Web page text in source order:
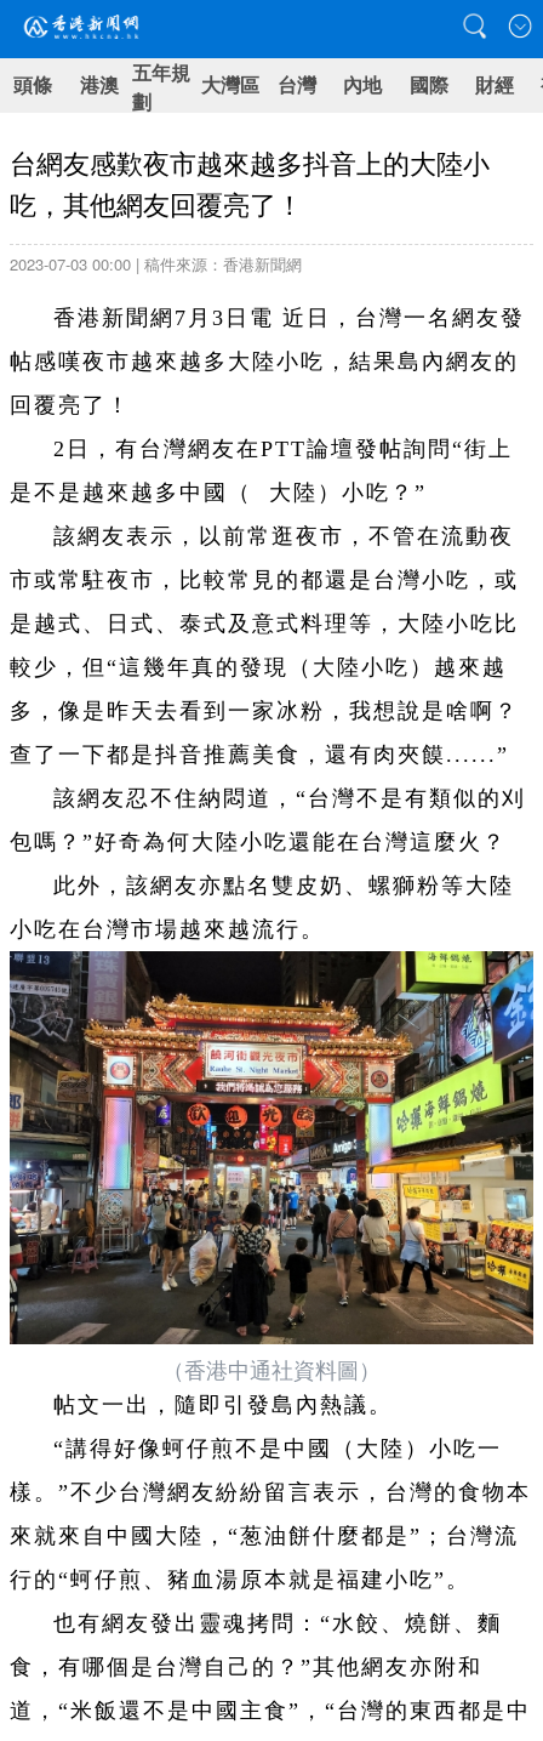
頭條 港澳 五年規
劃
大灣區 台灣 內地 國際 財經
台網友感歎夜市越來越多抖音上的大陸小
吃，其他網友回覆亮了！
2023-07-03 00:00 | 稿件來源：香港新聞網
香港新聞網7月3日電 近日，台灣一名網友發
帖感嘆夜市越來越多大陸小吃，結果島內網友的
回覆亮了！
2日，有台灣網友在PTT論壇發帖詢問“街上
是不是越來越多中國（ 大陸）小吃？”
該網友表示，以前常逛夜市，不管在流動夜
市或常駐夜市，比較常見的都還是台灣小吃，或
是越式、日式、泰式及意式料理等，大陸小吃比
較少，但“這幾年真的發現（大陸小吃）越來越
多，像是昨天去看到一家冰粉，我想說是啥啊？
查了一下都是抖音推薦美食，還有肉夾饃......”
該網友忍不住納悶道，“台灣不是有類似的刈
包嗎？”好奇為何大陸小吃還能在台灣這麼火？
此外，該網友亦點名雙皮奶、螺獅粉等大陸
小吃在台灣市場越來越流行。
（香港中通社資料圖）
帖文一出，隨即引發島內熱議。
“講得好像蚵仔煎不是中國（大陸）小吃一
樣。”不少台灣網友紛紛留言表示，台灣的食物本
來就來自中國大陸，“葱油餅什麼都是”；台灣流
行的“蚵仔煎、豬血湯原本就是福建小吃”。
也有網友發出靈魂拷問：“水餃、燒餅、麵
食，有哪個是台灣自己的？”其他網友亦附和
道，“米飯還不是中國主食”，“台灣的東西都是中